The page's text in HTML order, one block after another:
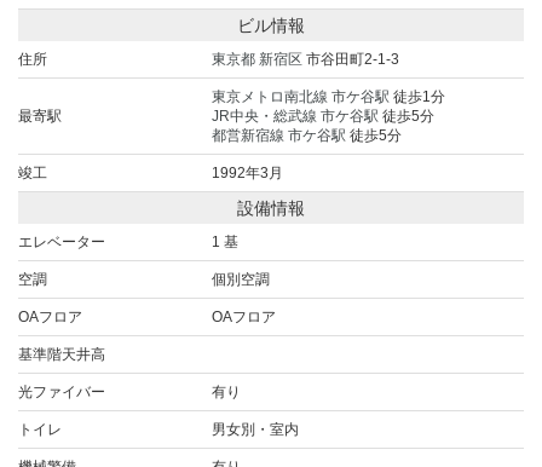
ビル情報
住所 東京都 新宿区 市谷田町2-1-3
最寄駅
東京メトロ南北線 市ケ谷駅 徒歩1分
JR中央・総武線 市ケ谷駅 徒歩5分
都営新宿線 市ケ谷駅 徒歩5分
竣工 1992年3月
設備情報
エレベーター 1 基
空調 個別空調
OAフロア OAフロア
基準階天井高
光ファイバー 有り
トイレ 男女別・室内